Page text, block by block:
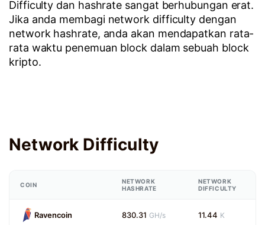
Difficulty dan hashrate sangat berhubungan erat.
Jika anda membagi network difficulty dengan
network hashrate, anda akan mendapatkan rata-
rata waktu penemuan block dalam sebuah block
kripto.
Network Difficulty
COIN
NETWORK
HASHRATE
NETWORK
DIFFICULTY
Ravencoin 830.31 GH/s 11.44 K